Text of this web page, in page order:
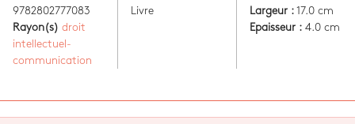
9782802777083
Rayon(s) droit
intellectuel-
communication
Livre
Largeur :17.0 cm
Epaisseur :4.0 cm